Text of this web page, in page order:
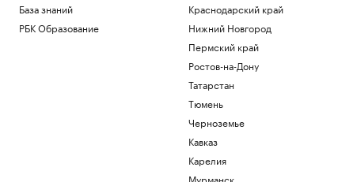
База знаний
РБК Образование
Краснодарский край
Нижний Новгород
Пермский край
Ростов-на-Дону
Татарстан
Тюмень
Черноземье
Кавказ
Карелия
Мурманск